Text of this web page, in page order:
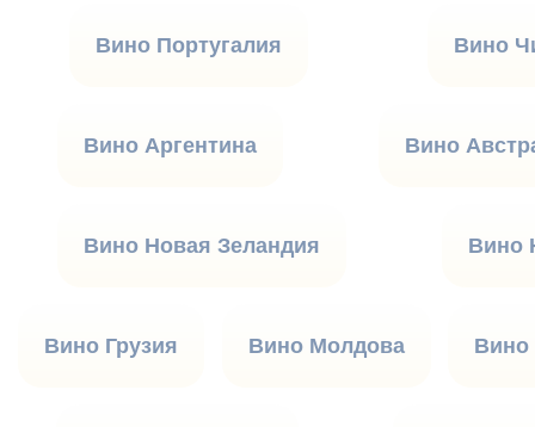
Вино Португалия Вино
Вино Аргентина Вино
Вино Новая Зеландия Вино
Вино Грузия Вино Молдова Вино